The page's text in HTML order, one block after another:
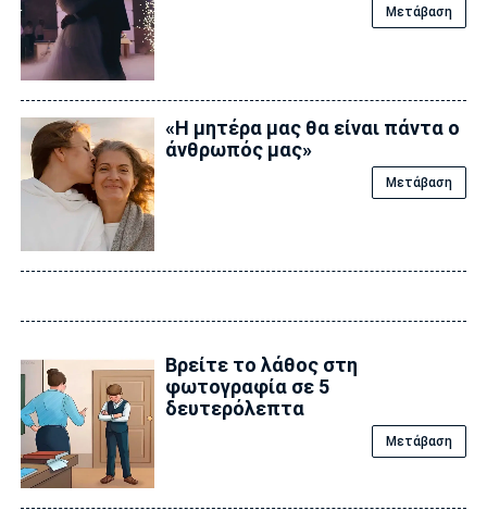
Μετάβαση
«Η μητέρα μας θα είναι πάντα ο
άνθρωπός μας»
Μετάβαση
Βρείτε το λάθος στη
φωτογραφία σε 5
δευτερόλεπτα
Μετάβαση